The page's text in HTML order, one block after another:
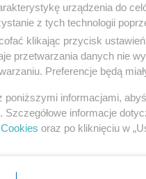
urządzenia do
z tych technologii
klikając przycisk
przetwarzania danych nie
Preferencje będą
poniższymi informacjami,
Szczegółowe informacje
Cookies oraz po kliknięciu w